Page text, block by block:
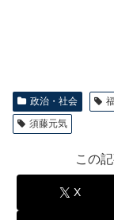
政治・社会
須藤元気
この
X